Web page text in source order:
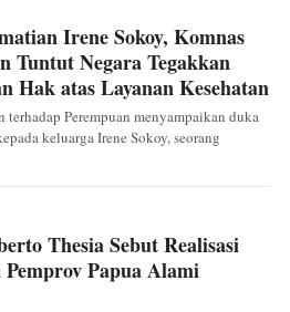
Irene Sokoy, Komnas
Tuntut Negara Tegakkan
Hak atas Layanan Kesehatan
Perempuan menyampaikan duka
keluarga Irene Sokoy, seorang
Thesia Sebut Realisasi
Pemprov Papua Alami